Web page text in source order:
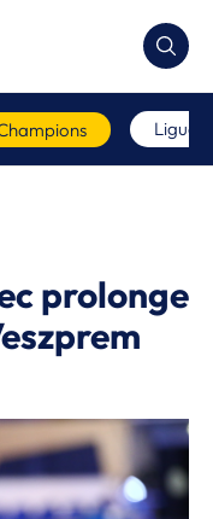
Ligue
prolonge